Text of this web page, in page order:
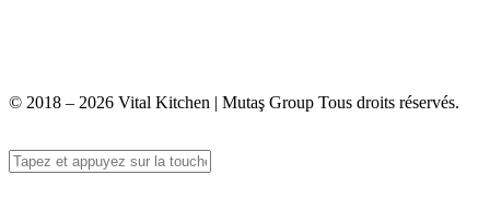
© 2018 – 2026 Vital Kitchen | Mutaş Group Tous droits réservés.